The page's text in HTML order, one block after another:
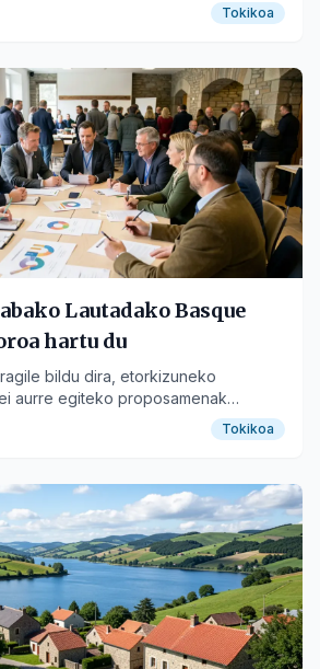
Tokikoa
Lautadako Basque
hartu du
bildu dira, etorkizuneko
aurre egiteko proposamenak
Tokikoa